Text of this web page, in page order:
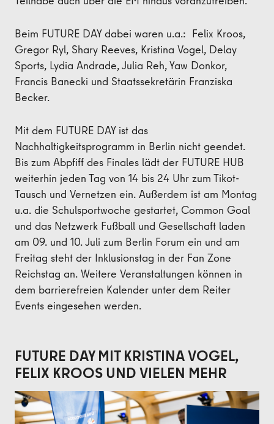
Beim FUTURE DAY dabei waren u.a.: Felix Kroos,
Gregor Ryl, Shary Reeves, Kristina Vogel, Delay
Sports, Lydia Andrade, Julia Reh, Yaw Donkor,
Francis Banecki und Staatssekretärin Franziska
Becker.
Mit dem FUTURE DAY ist das
Nachhaltigkeitsprogramm in Berlin nicht geendet.
Bis zum Abpfiff des Finales lädt der FUTURE HUB
weiterhin jeden Tag von 14 bis 24 Uhr zum Tikot-
Tausch und Vernetzen ein. Außerdem ist am Montag
u.a. die Schulsportwoche gestartet, Common Goal
und das Netzwerk Fußball und Gesellschaft laden
am 09. und 10. Juli zum Berlin Forum ein und am
Freitag steht der Inklusionstag in der Fan Zone
Reichstag an. Weitere Veranstaltungen können in
dem barrierefreien Kalender unter dem Reiter
Events eingesehen werden.
FUTURE DAY MIT KRISTINA VOGEL,
FELIX KROOS UND VIELEN MEHR